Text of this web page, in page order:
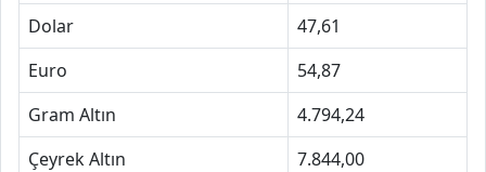
Dolar
47,61
Euro
54,87
Gram Altın
4.794,24
Çeyrek Altın
7.844,00